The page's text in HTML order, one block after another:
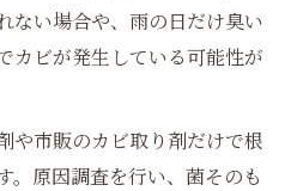
ない場合や、雨の日だけ臭い
カビが発生している可能性が
や市販のカビ取り剤だけで根
。原因調査を行い、菌そのも